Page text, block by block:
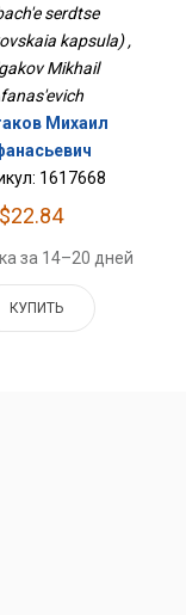
serdtse
kapsula) ,
Mikhail
Михаил
1617668
$22.84
за 14–20 дней
КУПИТЬ